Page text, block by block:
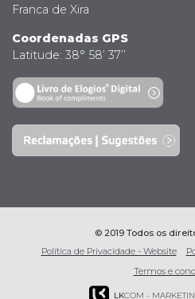
Franca de Xira
Coordenadas GPS
Latitude: 38° 58’ 37’’
© 2019 Todos os
Política de Privacidade - Website
Termos e
LKCOM -